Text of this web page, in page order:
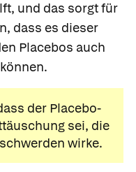
und das sorgt für
dass es dieser
Placebos auch
der Placebo-
sei, die
wirke.